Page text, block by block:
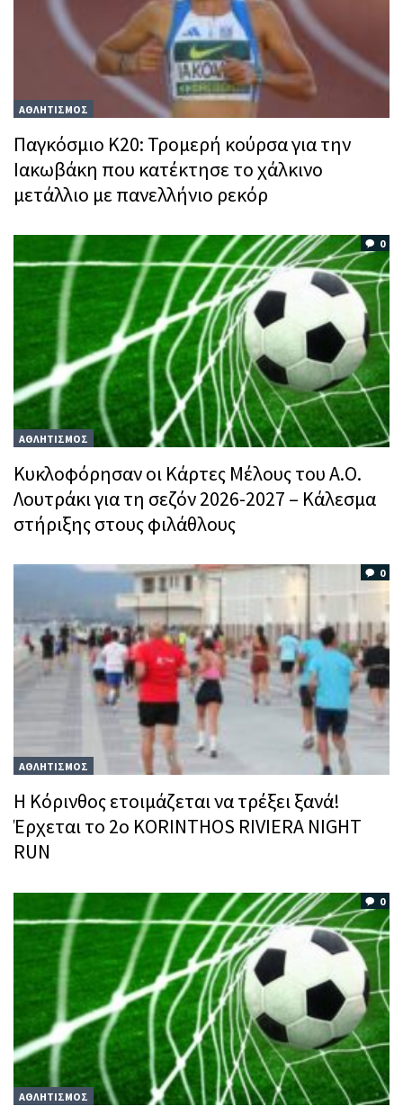
ΑΘΛΗΤΙΣΜΟΣ
Παγκόσμιο Κ20: Τρομερή κούρσα για την
Ιακωβάκη που κατέκτησε το χάλκινο
μετάλλιο με πανελλήνιο ρεκόρ
0
ΑΘΛΗΤΙΣΜΟΣ
Κυκλοφόρησαν οι Κάρτες Μέλους του Α.Ο.
Λουτράκι για τη σεζόν 2026-2027 – Κάλεσμα
στήριξης στους φιλάθλους
0
ΑΘΛΗΤΙΣΜΟΣ
Η Κόρινθος ετοιμάζεται να τρέξει ξανά!
Έρχεται το 2ο KORINTHOS RIVIERA NIGHT
RUN
0
ΑΘΛΗΤΙΣΜΟΣ